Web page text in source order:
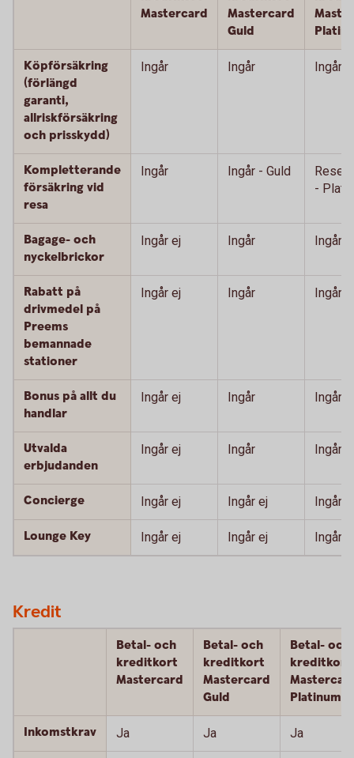
Mastercard
Mastercard
Guld
Köpförsäkring
(förlängd
garanti,
allriskförsäkring
och prisskydd)
Ingår Ingår Ingår
Kompletterande
försäkring vid
resa
Ingår Ingår - Guld
-
Bagage- och
nyckelbrickor
Ingår ej Ingår Ingår
Rabatt på
drivmedel på
Preems
bemannade
stationer
Ingår ej Ingår Ingår
Bonus på allt du
handlar
Ingår ej Ingår Ingår
Utvalda
erbjudanden
Ingår ej Ingår Ingår
Concierge Ingår ej Ingår ej Ingår
Lounge Key Ingår ej Ingår ej Ingår
Kredit
Betal- och
kreditkort
Mastercard
Betal- och
kreditkort
Mastercard
Guld
Betal- och
kreditkort
Platinum
Inkomstkrav Ja Ja Ja